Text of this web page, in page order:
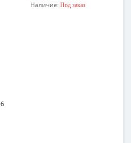
Наличие: Под заказ